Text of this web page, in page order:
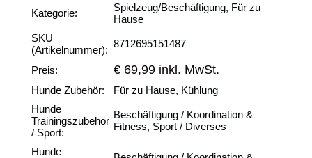
Kategorie:
Spielzeug/Beschäftigung, Für zu
Hause
SKU
(Artikelnummer):
8712695151487
Preis: € 69,99 inkl. MwSt.
Hunde Zubehör:
Für zu Hause, Kühlung
Hunde
Trainingszubehör
/ Sport:
Beschäftigung / Koordination &
Fitness, Sport / Diverses
Hunde